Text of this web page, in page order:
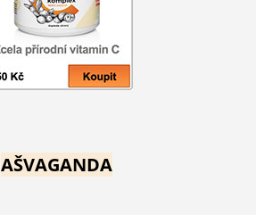
AŠVAGANDA